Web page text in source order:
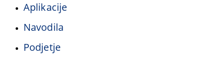
Aplikacije
Navodila
Podjetje